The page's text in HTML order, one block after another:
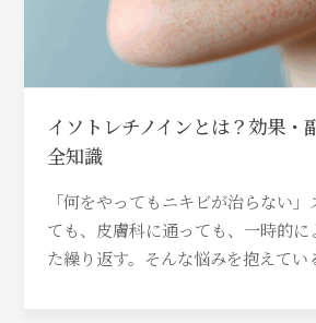
イソトレチノインとは？効果・
全知識
「何をやってもニキビが治らない
ても、皮膚科に通っても、一時的に
た繰り返す。そんな悩みを抱えて